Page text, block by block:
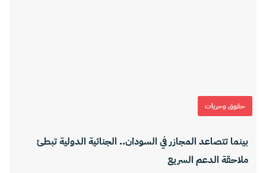
حقوق وحريات
بينما تتصاعد المجازر في السودان.. الجنائية الدولية تبطئ
ملاحقة الدعم السريع